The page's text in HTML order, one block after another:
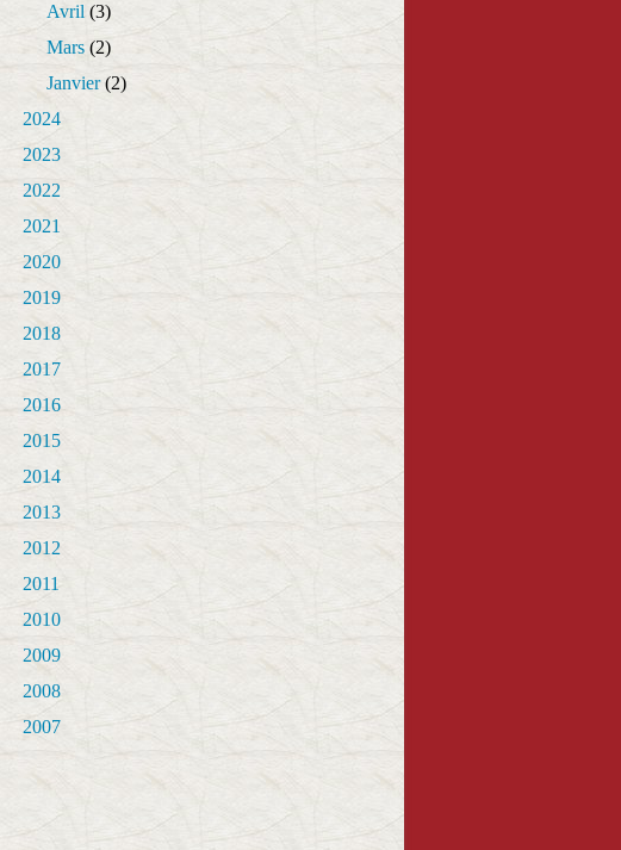
Avril (3)
Mars (2)
Janvier(2)
2024
2023
2022
2021
2020
2019
2018
2017
2016
2015
2014
2013
2012
2011
2010
2009
2008
2007